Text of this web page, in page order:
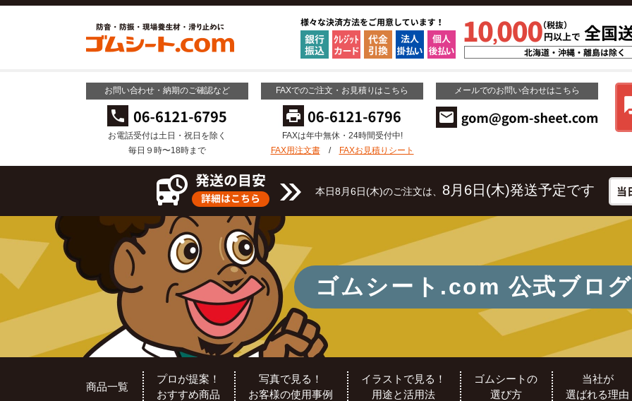
お問い合わせ・納期のご確認など
お電話受付は土日・祝日を除く
毎日９時〜18時まで
FAXでのご注文・お見積りはこちら
FAXは年中無休・24時間受付中!
FAX用注文書/ FAXお見積りシート
メールでのお問い合わせはこちら
本日8月6日(木)のご注文は、 8月6日(木)発送予定です
ゴムシート.com 公式ブログ
商品一覧
プロが提案！
おすすめ商品
写真で見る！
お客様の使用事例
イラストで見る！
用途と活用法
ゴムシートの
選び方
当社が
選ばれる理由